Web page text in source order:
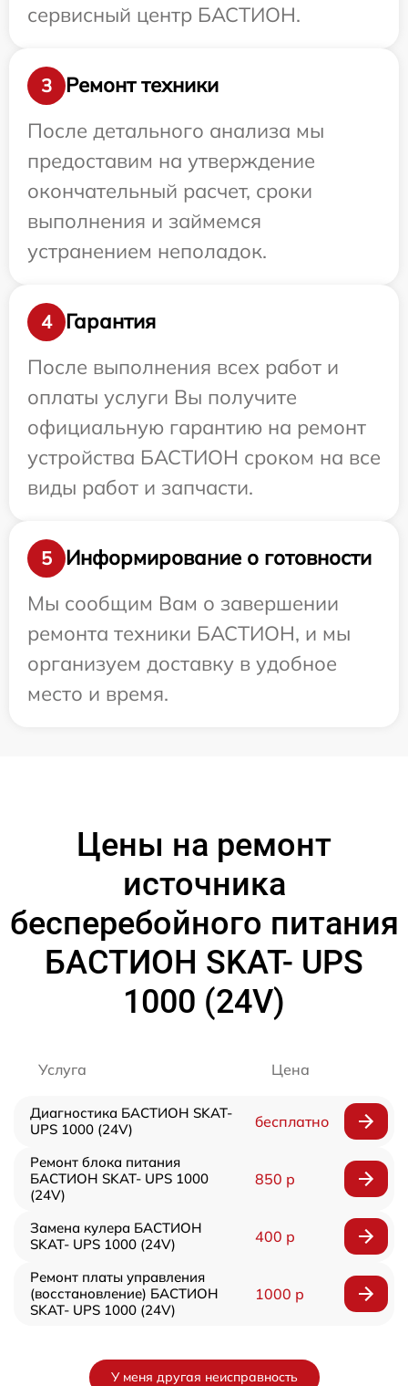
сервисный центр БАСТИОН.
3
Ремонт техники
После детального анализа мы
предоставим на утверждение
окончательный расчет, сроки
выполнения и займемся
устранением неполадок.
4
Гарантия
После выполнения всех работ и
оплаты услуги Вы получите
официальную гарантию на ремонт
устройства БАСТИОН сроком на все
виды работ и запчасти.
5
Информирование о готовности
Мы сообщим Вам о завершении
ремонта техники БАСТИОН, и мы
организуем доставку в удобное
место и время.
Цены на ремонт
источника
бесперебойного питания
БАСТИОН SKAT- UPS
1000 (24V)
Услуга Цена
Диагностика БАСТИОН SKAT-
UPS 1000 (24V)
бесплатно
Ремонт блока питания
БАСТИОН SKAT- UPS 1000
(24V)
850 р
Замена кулера БАСТИОН
SKAT- UPS 1000 (24V)
400 р
Ремонт платы управления
(восстановление) БАСТИОН
SKAT- UPS 1000 (24V)
1000 р
У меня другая неисправность